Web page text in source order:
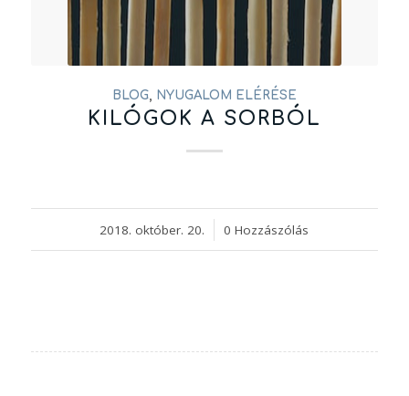
BLOG, NYUGALOM ELÉRÉSE
KILÓGOK A SORBÓL
2018. október. 20.
/ 0 Hozzászólás